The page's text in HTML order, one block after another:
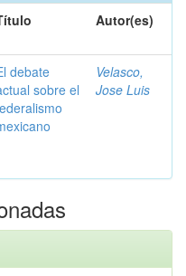
Autor(es)
debate
sobre el
Velasco,
Jose Luis